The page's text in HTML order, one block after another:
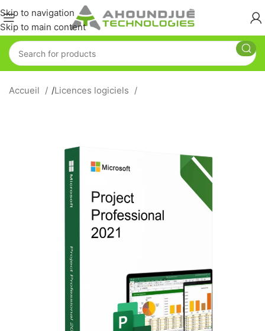
Skip to navigation
Skip to main content
Accueil /Licences logiciels